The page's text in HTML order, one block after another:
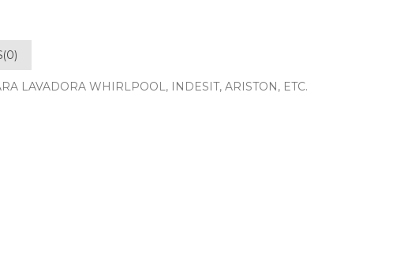
LAVADORA WHIRLPOOL, INDESIT, ARISTON, ETC.